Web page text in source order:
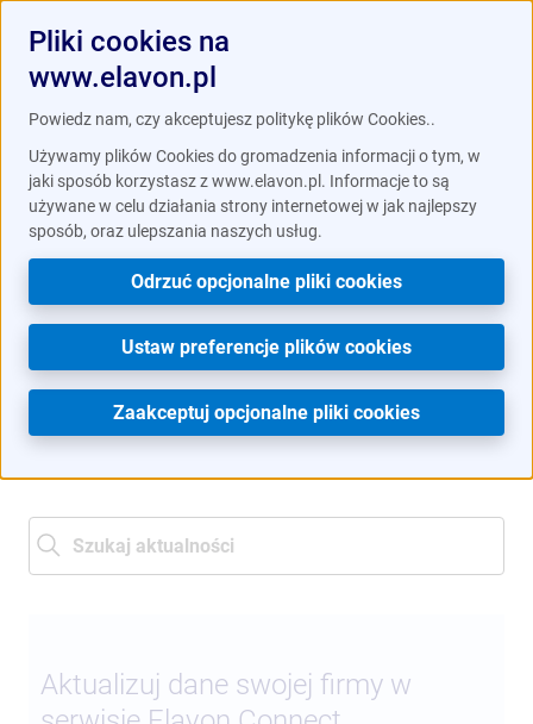
Prowadzenie firmy jest prostsze z
aplikacją mobilną Elavon Connect.
Pobierz wGoogle PlaylubApp Store
Czat z obsługą
Strefa klienta / Aktualności dla klientów
Strefa klienta
Aktualności dla klientów
Aktualizuj dane swojej firmy w
Pliki cookies na
www.elavon.pl
Powiedz nam, czy akceptujesz politykę plików Cookies..
Używamy plików Cookies do gromadzenia informacji o tym, w
jaki sposób korzystasz z www.elavon.pl. Informacje to są
używane w celu działania strony internetowej w jak najlepszy
sposób, oraz ulepszania naszych usług.
Zaakceptuj opcjonalne pliki cookies
Ustaw preferencje plików cookies
Odrzuć opcjonalne pliki cookies